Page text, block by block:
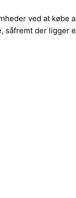
ved at
der